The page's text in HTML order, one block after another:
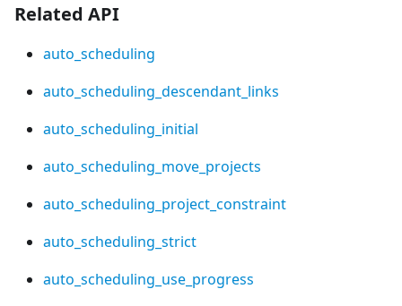
Related API
auto_scheduling
auto_scheduling_descendant_links
auto_scheduling_initial
auto_scheduling_move_projects
auto_scheduling_project_constraint
auto_scheduling_strict
auto_scheduling_use_progress